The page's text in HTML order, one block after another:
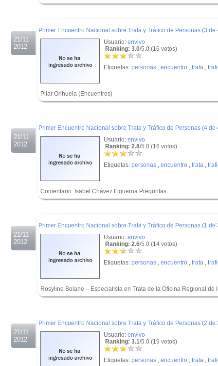
21/11
2012
Primer Encuentro Nacional sobre Trata y Tráfico de Personas (3 de
Usuario: envivo
Ranking: 3.0/5.0 (16 votos)
Etiquetas: personas , encuentro , trata ,
Pilar Orihuela (Encuentros)
21/11
2012
Primer Encuentro Nacional sobre Trata y Tráfico de Personas (4 de
Usuario: envivo
Ranking: 2.8/5.0 (16 votos)
Etiquetas: personas , encuentro , trata ,
Comentario: Isabel Chávez Figueroa Preguntas
21/11
2012
Primer Encuentro Nacional sobre Trata y Tráfico de Personas (1 de
Usuario: envivo
Ranking: 2.6/5.0 (14 votos)
Etiquetas: personas , encuentro , trata ,
Rosyline Bolane – Especialista en Trata de la Oficina Regional de
21/11
2012
Primer Encuentro Nacional sobre Trata y Tráfico de Personas (2 de
Usuario: envivo
Ranking: 3.1/5.0 (19 votos)
Etiquetas: personas , encuentro , trata ,